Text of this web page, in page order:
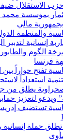
بمؤسسة
مالي
والمنظمة
إنسانية لتدبير
الگوم
فرنسا
تفتح حواراً
استعداداً
يطلق من
ويدعو لتعزيز
تستضيف
حملة إنسانية